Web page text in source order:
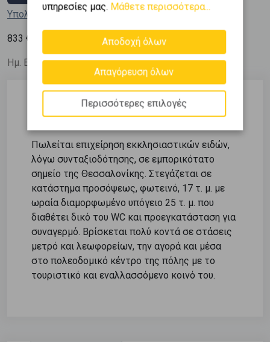
Υπολόγισε τη δόση μου
833 € / m
Ημ. Ενημέρωσης: 28/05/26
Περιγραφή
Πωλείται επιχείρηση εκκλησιαστικών ειδών,
λόγω συνταξιοδότησης, σε εμπορικότατο
σημείο της Θεσσαλονίκης. Στεγάζεται σε
κατάστημα προσόψεως, φωτεινό, 17 τ. μ. με
ωραία διαμορφωμένο υπόγειο 25 τ. μ. που
διαθέτει δικό του WC και προεγκατάσταση για
συναγερμό. Βρίσκεται πολύ κοντά σε στάσεις
μετρό και λεωφορείων, την αγορά και μέσα
στο πολεοδομικό κέντρο της πόλης με το
τουριστικό και εναλλασσόμενο κοινό του.
υπηρεσίες μας. Μάθετε περισσότερα...
Αποδοχή όλων
Απαγόρευση όλων
Περισσότερες επιλογές